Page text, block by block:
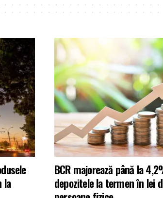
la
BCR majorează până la
depozitele la termen în lei